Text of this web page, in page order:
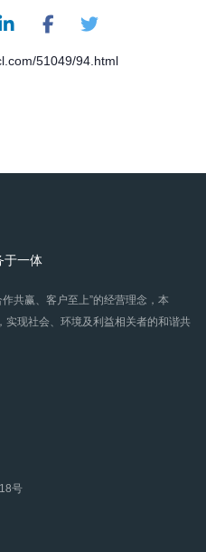
51049/94.html
于一体
共赢、客户至上”的经营理念，本
实现社会、环境及利益相关者的和谐共
号